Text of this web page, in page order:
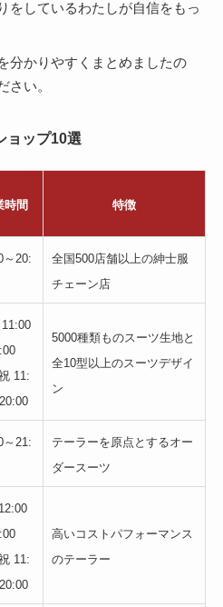
をしているわたしが自信をもっ
分かりやすくまとめましたの
さい。
ョップ10選
時間 特徴
～20:
全国500店舗以上の紳士服
チェーン店
11:
5000種類ものスーツ生地と
全10型以上のスーツデザイ
ン
～21:
テーラーを原点とするオー
ダースーツ
11:
高いコストパフォーマンス
のテーラー